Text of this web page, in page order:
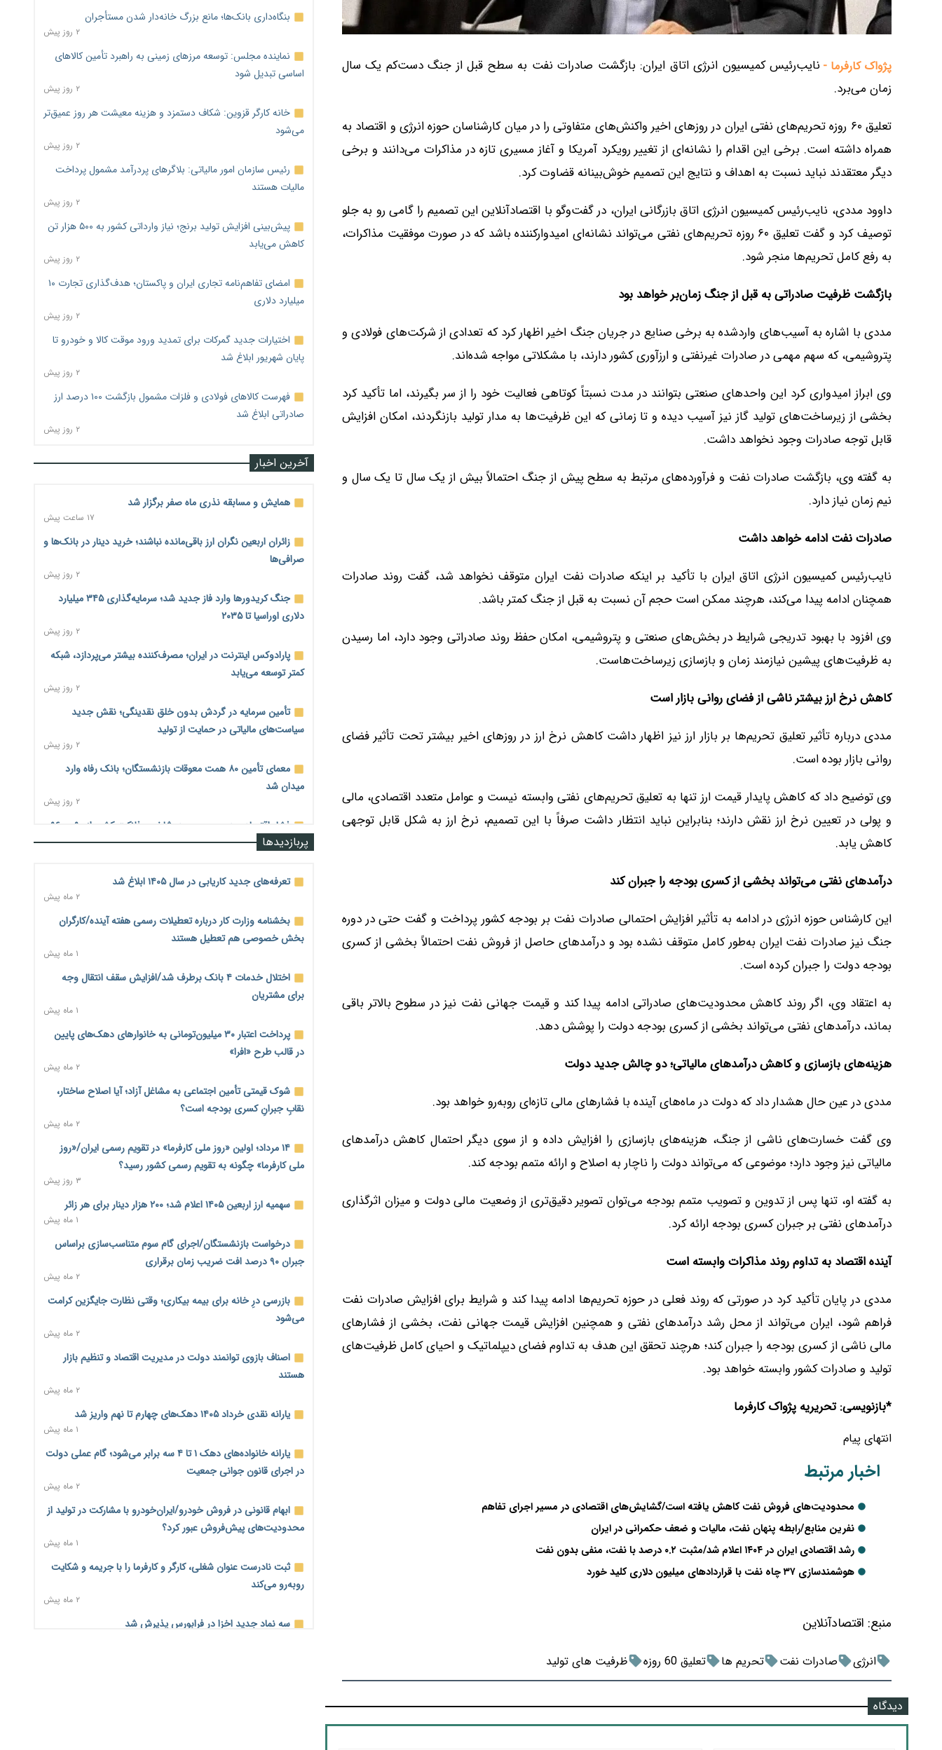
پژواک کارفرما - نایب‌رئیس کمیسیون انرژی اتاق ایران: بازگشت صادرات نفت به سطح قبل از جنگ دست‌کم یک سال
زمان می‌برد.
تعلیق ۶۰ روزه تحریم‌های نفتی ایران در روزهای اخیر واکنش‌های متفاوتی را در میان کارشناسان حوزه انرژی و اقتصاد به
همراه داشته است. برخی این اقدام را نشانه‌ای از تغییر رویکرد آمریکا و آغاز مسیری تازه در مذاکرات می‌دانند و برخی
دیگر معتقدند نباید نسبت به اهداف و نتایج این تصمیم خوش‌بینانه قضاوت کرد.
داوود مددی، نایب‌رئیس کمیسیون انرژی اتاق بازرگانی ایران، در گفت‌وگو با اقتصادآنلاین این تصمیم را گامی رو به جلو
توصیف کرد و گفت تعلیق ۶۰ روزه تحریم‌های نفتی می‌تواند نشانه‌ای امیدوارکننده باشد که در صورت موفقیت مذاکرات،
به رفع کامل تحریم‌ها منجر شود.
بازگشت ظرفیت صادراتی به قبل از جنگ زمان‌بر خواهد بود
مددی با اشاره به آسیب‌های واردشده به برخی صنایع در جریان جنگ اخیر اظهار کرد که تعدادی از شرکت‌های فولادی و
پتروشیمی، که سهم مهمی در صادرات غیرنفتی و ارزآوری کشور دارند، با مشکلاتی مواجه شده‌اند.
وی ابراز امیدواری کرد این واحدهای صنعتی بتوانند در مدت نسبتاً کوتاهی فعالیت خود را از سر بگیرند، اما تأکید کرد
بخشی از زیرساخت‌های تولید گاز نیز آسیب دیده و تا زمانی که این ظرفیت‌ها به مدار تولید بازنگردند، امکان افزایش
قابل توجه صادرات وجود نخواهد داشت.
به گفته وی، بازگشت صادرات نفت و فرآورده‌های مرتبط به سطح پیش از جنگ احتمالاً بیش از یک سال تا یک سال و
نیم زمان نیاز دارد.
صادرات نفت ادامه خواهد داشت
نایب‌رئیس کمیسیون انرژی اتاق ایران با تأکید بر اینکه صادرات نفت ایران متوقف نخواهد شد، گفت روند صادرات
همچنان ادامه پیدا می‌کند، هرچند ممکن است حجم آن نسبت به قبل از جنگ کمتر باشد.
وی افزود با بهبود تدریجی شرایط در بخش‌های صنعتی و پتروشیمی، امکان حفظ روند صادراتی وجود دارد، اما رسیدن
به ظرفیت‌های پیشین نیازمند زمان و بازسازی زیرساخت‌هاست.
کاهش نرخ ارز بیشتر ناشی از فضای روانی بازار است
مددی درباره تأثیر تعلیق تحریم‌ها بر بازار ارز نیز اظهار داشت کاهش نرخ ارز در روزهای اخیر بیشتر تحت تأثیر فضای
روانی بازار بوده است.
وی توضیح داد که کاهش پایدار قیمت ارز تنها به تعلیق تحریم‌های نفتی وابسته نیست و عوامل متعدد اقتصادی، مالی
و پولی در تعیین نرخ ارز نقش دارند؛ بنابراین نباید انتظار داشت صرفاً با این تصمیم، نرخ ارز به شکل قابل توجهی
کاهش یابد.
درآمدهای نفتی می‌تواند بخشی از کسری بودجه را جبران کند
این کارشناس حوزه انرژی در ادامه به تأثیر افزایش احتمالی صادرات نفت بر بودجه کشور پرداخت و گفت حتی در دوره
جنگ نیز صادرات نفت ایران به‌طور کامل متوقف نشده بود و درآمدهای حاصل از فروش نفت احتمالاً بخشی از کسری
بودجه دولت را جبران کرده است.
به اعتقاد وی، اگر روند کاهش محدودیت‌های صادراتی ادامه پیدا کند و قیمت جهانی نفت نیز در سطوح بالاتر باقی
بماند، درآمدهای نفتی می‌تواند بخشی از کسری بودجه دولت را پوشش دهد.
هزینه‌های بازسازی و کاهش درآمدهای مالیاتی؛ دو چالش جدید دولت
مددی در عین حال هشدار داد که دولت در ماه‌های آینده با فشارهای مالی تازه‌ای روبه‌رو خواهد بود.
وی گفت خسارت‌های ناشی از جنگ، هزینه‌های بازسازی را افزایش داده و از سوی دیگر احتمال کاهش درآمدهای
مالیاتی نیز وجود دارد؛ موضوعی که می‌تواند دولت را ناچار به اصلاح و ارائه متمم بودجه کند.
به گفته او، تنها پس از تدوین و تصویب متمم بودجه می‌توان تصویر دقیق‌تری از وضعیت مالی دولت و میزان اثرگذاری
درآمدهای نفتی بر جبران کسری بودجه ارائه کرد.
آینده اقتصاد به تداوم روند مذاکرات وابسته است
مددی در پایان تأکید کرد در صورتی که روند فعلی در حوزه تحریم‌ها ادامه پیدا کند و شرایط برای افزایش صادرات نفت
فراهم شود، ایران می‌تواند از محل رشد درآمدهای نفتی و همچنین افزایش قیمت جهانی نفت، بخشی از فشارهای
مالی ناشی از کسری بودجه را جبران کند؛ هرچند تحقق این هدف به تداوم فضای دیپلماتیک و احیای کامل ظرفیت‌های
تولید و صادرات کشور وابسته خواهد بود.
*بازنویسی: تحریریه پژواک کارفرما
انتهای پیام
اخبار مرتبط
محدودیت‌های فروش نفت کاهش یافته است/گشایش‌های اقتصادی در مسیر اجرای تفاهم
نفرین منابع/رابطه پنهان نفت، مالیات و ضعف حکمرانی در ایران
رشد اقتصادی ایران در ۱۴۰۴ اعلام شد/مثبت ۰.۲ درصد با نفت، منفی بدون نفت
هوشمندسازی ۳۷ چاه نفت با قراردادهای میلیون دلاری کلید خورد
منبع: اقتصادآنلاین
انرژی صادرات نفت تحریم ها تعلیق 60 روزه ظرفیت های تولید
دیدگاه
بنگاه‌داری بانک‌ها؛ مانع بزرگ خانه‌دار شدن مستأجران
۲ روز پیش
نماینده مجلس: توسعه مرزهای زمینی به راهبرد تأمین کالاهای
اساسی تبدیل شود
۲ روز پیش
خانه کارگر قزوین: شکاف دستمزد و هزینه معیشت هر روز عمیق‌تر
می‌شود
۲ روز پیش
رئیس سازمان امور مالیاتی: بلاگرهای پردرآمد مشمول پرداخت
مالیات هستند
۲ روز پیش
پیش‌بینی افزایش تولید برنج؛ نیاز وارداتی کشور به ۵۰۰ هزار تن
کاهش می‌یابد
۲ روز پیش
امضای تفاهم‌نامه تجاری ایران و پاکستان؛ هدف‌گذاری تجارت ۱۰
میلیارد دلاری
۲ روز پیش
اختیارات جدید گمرکات برای تمدید ورود موقت کالا و خودرو تا
پایان شهریور ابلاغ شد
۲ روز پیش
فهرست کالاهای فولادی و فلزات مشمول بازگشت ۱۰۰ درصد ارز
صادراتی ابلاغ شد
۲ روز پیش
آخرین اخبار
همایش و مسابقه نذری ماه صفر برگزار شد
۱۷ ساعت پیش
زائران اربعین نگران ارز باقی‌مانده نباشند؛ خرید دینار در بانک‌ها و
صرافی‌ها
۲ روز پیش
جنگ کریدورها وارد فاز جدید شد؛ سرمایه‌گذاری ۳۴۵ میلیارد
دلاری اوراسیا تا ۲۰۳۵
۲ روز پیش
پارادوکس اینترنت در ایران؛ مصرف‌کننده بیشتر می‌پردازد، شبکه
کمتر توسعه می‌یابد
۲ روز پیش
تأمین سرمایه در گردش بدون خلق نقدینگی؛ نقش جدید
سیاست‌های مالیاتی در حمایت از تولید
۲ روز پیش
معمای تأمین ۸۰ همت معوقات بازنشستگان؛ بانک رفاه وارد
میدان شد
۲ روز پیش
فشار اقتصادی در مسیر صعود؛ شاخص فلاکت کشور از ۹۰ به ۹۶
درصد رسید
رشد ۷۵ هزار میلیاردی بازار خرید اعتباری؛ فین‌تک‌ها وارد میدان
۲ روز پیش
احتمال اختلال ۲۴ ساعته در سامانه‌های تأمین اجتماعی
۲ روز پیش
آغاز اجرای پایلوت «ردا کارت» برای دانشجویان تحصیلات تکمیلی
محدودیت تازه برای شبکه بانکی؛ افزایش سپرده قانونی با هدف
کنترل تورم
ترمز تولید خودرو کشیده شد؛ افت ۲۵ درصدی تیراژ ایران‌خودرو،
سایپا و پارس‌خودرو
۲ روز پیش
نماینده مجلس: توسعه مرزهای زمینی به راهبرد تأمین کالاهای
۲ روز پیش
خانه کارگر قزوین: شکاف دستمزد و هزینه معیشت هر روز عمیق‌تر
می‌شود
رئیس سازمان امور مالیاتی: بلاگرهای پردرآمد مشمول پرداخت
مالیات هستند
پیش‌بینی افزایش تولید برنج؛ نیاز وارداتی کشور به ۵۰۰ هزار تن
کاهش می‌یابد
امضای تفاهم‌نامه تجاری ایران و پاکستان؛ هدف‌گذاری تجارت ۱۰
میلیارد دلاری
۲ روز پیش
اختیارات جدید گمرکات برای تمدید ورود موقت کالا و خودرو تا
پایان شهریور ابلاغ شد
۲ روز پیش
فهرست کالاهای فولادی و فلزات مشمول بازگشت ۱۰۰ درصد ارز
صادراتی ابلاغ شد
۲ روز پیش
مرحله سیزدهم کالابرگ در سایه تورم؛ قدرت خرید یارانه
یک‌میلیونی بیش از پیش آب رفت
۲ روز پیش
۱۴ مرداد؛ اولین «روز ملی کارفرما» در تقویم رسمی ایران/«روز
پربازدیدها
تعرفه‌های جدید کاریابی در سال ۱۴۰۵ ابلاغ شد
۲ ماه پیش
بخشنامه وزارت کار درباره تعطیلات رسمی هفته آینده/کارگران
بخش خصوصی هم تعطیل هستند
۱ ماه پیش
اختلال خدمات ۴ بانک برطرف شد/افزایش سقف انتقال وجه
برای مشتریان
۱ ماه پیش
پرداخت اعتبار ۳۰ میلیون‌تومانی به خانوارهای دهک‌های پایین
در قالب طرح «افرا»
۲ ماه پیش
شوک قیمتی تأمین اجتماعی به مشاغل آزاد؛ آیا اصلاح ساختار،
نقابِ جبرانِ کسری بودجه است؟
۲ ماه پیش
۱۴ مرداد؛ اولین «روز ملی کارفرما» در تقویم رسمی ایران/«روز
ملی کارفرما» چگونه به تقویم رسمی کشور رسید؟
۳ روز پیش
سهمیه ارز اربعین ۱۴۰۵ اعلام شد؛ ۲۰۰ هزار دینار برای هر زائر
۱ ماه پیش
درخواست بازنشستگان/اجرای گام سوم متناسب‌سازی براساس
جبران ۹۰ درصد افت ضریب زمان برقراری
۲ ماه پیش
بازرسی درِ خانه برای بیمه بیکاری؛ وقتی نظارت جایگزین کرامت
می‌شود
۲ ماه پیش
اصناف بازوی توانمند دولت در مدیریت اقتصاد و تنظیم بازار
هستند
۲ ماه پیش
یارانه نقدی خرداد ۱۴۰۵ دهک‌های چهارم تا نهم واریز شد
۱ ماه پیش
یارانه خانواده‌های دهک ۱ تا ۴ سه برابر می‌شود؛ گام عملی دولت
در اجرای قانون جوانی جمعیت
۲ ماه پیش
ابهام قانونی در فروش خودرو/ایران‌خودرو با مشارکت در تولید از
محدودیت‌های پیش‌فروش عبور کرد؟
۱ ماه پیش
ثبت نادرست عنوان شغلی، کارگر و کارفرما را با جریمه و شکایت
روبه‌رو می‌کند
۲ ماه پیش
سه نماد جدید اخزا در فرابورس پذیرش شد